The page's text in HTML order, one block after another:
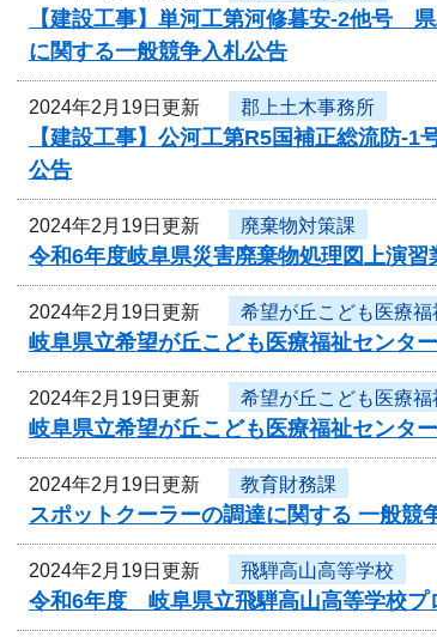
【建設工事】単河工第河修暮安-2他号
に関する一般競争入札公告
2024年2月19日更新 郡上土木事務所
【建設工事】公河工第R5国補正総流防-
公告
2024年2月19日更新 廃棄物対策課
令和6年度岐阜県災害廃棄物処理図上演
2024年2月19日更新 希望が丘こども医療福
岐阜県立希望が丘こども医療福祉センタ
2024年2月19日更新 希望が丘こども医療福
岐阜県立希望が丘こども医療福祉センタ
2024年2月19日更新 教育財務課
スポットクーラーの調達に関する 一般競
2024年2月19日更新 飛騨高山高等学校
令和6年度 岐阜県立飛騨高山高等学校プ